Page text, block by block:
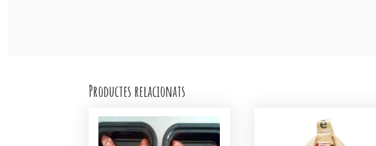
Productes relacionats